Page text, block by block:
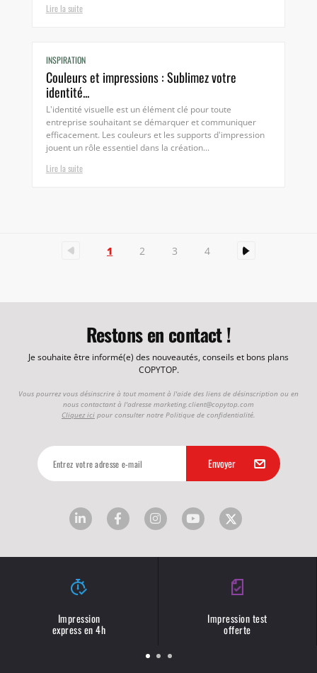
Lire la suite
INSPIRATION
Couleurs et impressions : Sublimez votre
identité...
L'identité visuelle est un élément clé pour toute
entreprise souhaitant se démarquer et communiquer
efficacement. Les couleurs et les supports d'impression
jouent un rôle essentiel dans la création...
Lire la suite
1 2 3 4
Restons en contact !
Je souhaite être informé(e) des nouveautés, conseils et bons plans
COPYTOP.
Vous pourrez vous désinscrire à tout moment à l'aide des liens de désinscription ou en
nous contactant à l'adresse marketing.client@copytop.com
Cliquez ici pour consulter notre Politique de confidentialité.
Impression
express en 4h
Impression test
offerte